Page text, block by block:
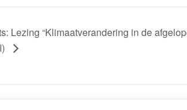
Lezing “Klimaatverandering in de